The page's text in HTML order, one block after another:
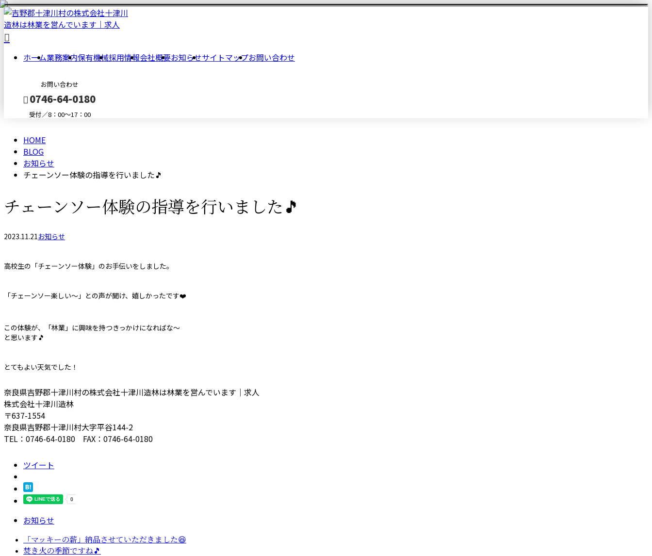
ホーム業務案内保有機械採用情報会社概要お知らせサイトマップお問い合わせ
お問い合わせ
0746-64-0180
受付／8：00～17：00
メールフォーム
BLOG
HOME
BLOG
お知らせ
チェーンソー体験の指導を行いました🎵
チェーンソー体験の指導を行いました🎵
2023.11.21お知らせ
高校生の「チェーンソー体験」のお手伝いをしました。
「チェーンソー楽しい～」との声が聞け、嬉しかったです❤️
この体験が、「林業」に興味を持つきっかけになればな～
と思います🎵
とてもよい天気でした！
奈良県吉野郡十津川村の株式会社十津川造林は林業を営んでいます｜求人
株式会社十津川造林
〒637-1554
奈良県吉野郡十津川村大字平谷144-2
TEL：0746-64-0180 FAX：0746-64-0180
ツイート
お知らせ
「マッキーの薪」納品させていただきました😆
焚き火の季節ですね🎵